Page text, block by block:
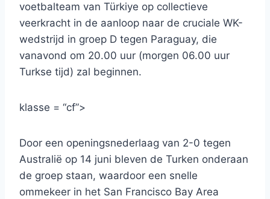
voetbalteam van Türkiye op collectieve
veerkracht in de aanloop naar de cruciale WK-
wedstrijd in groep D tegen Paraguay, die
vanavond om 20.00 uur (morgen 06.00 uur
Turkse tijd) zal beginnen.
klasse = “cf”>
Door een openingsnederlaag van 2-0 tegen
Australië op 14 juni bleven de Turken onderaan
de groep staan, waardoor een snelle
ommekeer in het San Francisco Bay Area